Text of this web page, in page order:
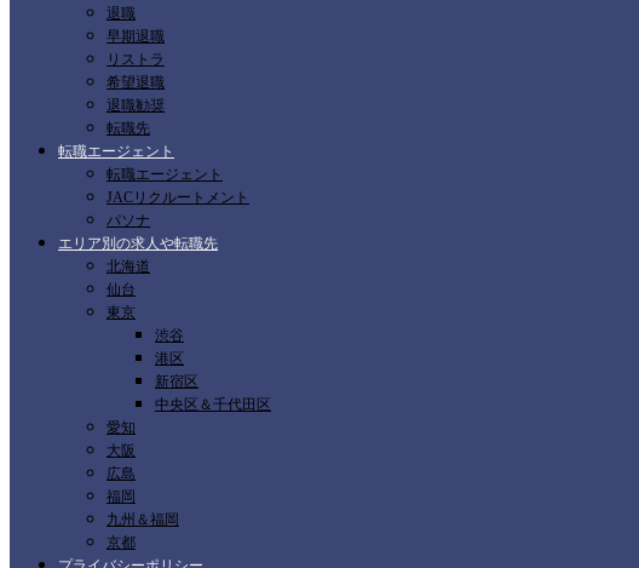
退職
早期退職
リストラ
希望退職
退職勧奨
転職先
転職エージェント
転職エージェント
JACリクルートメント
パソナ
エリア別の求人や転職先
北海道
仙台
東京
渋谷
港区
新宿区
中央区＆千代田区
愛知
大阪
広島
福岡
九州＆福岡
京都